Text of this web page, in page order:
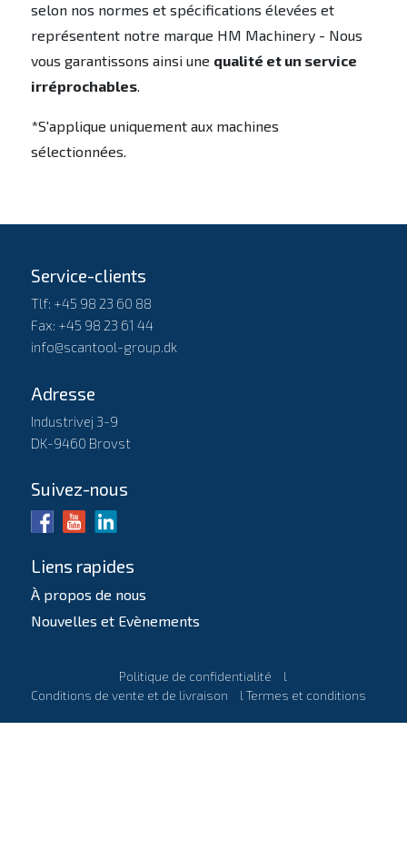
selon nos normes et spécifications élevées et
représentent notre marque HM Machinery - Nous
vous garantissons ainsi une qualité et un service
irréprochables.
*S'applique uniquement aux machines
sélectionnées.
Service-clients
Tlf: +45 98 23 60 88
Fax: +45 98 23 61 44
info@scantool-group.dk
Adresse
Industrivej 3-9
DK-9460 Brovst
Suivez-nous
Liens rapides
À propos de nous
Nouvelles et Evènements
Politique de confidentialité
l
Conditions de vente et de livraison
lTermes et conditions